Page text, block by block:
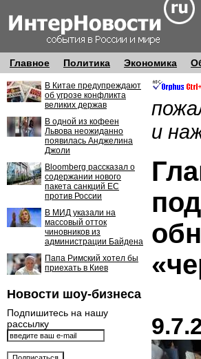
Главное Политика Экономика
В Китае предупреждают
об угрозе конфликта
великих держав
В одной из кофеен
Львова неожиданно
появилась Анджелина
Джоли
Bloomberg рассказал о
содержании нового
пакета санкций ЕС
против России
В МИД указали на
массовый отток
чиновников из
администрации Байдена
Папа Римский хотел бы
приехать в Киев
Новости шоу-бизнеса
Подпишитесь на нашу
рассылку
и